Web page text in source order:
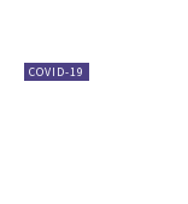
COVID-19